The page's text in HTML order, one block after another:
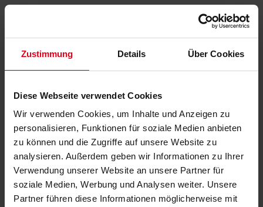
Zustimmung Details Über Cookies
Diese Webseite verwendet Cookies
Wir verwenden Cookies, um Inhalte und Anzeigen zu
personalisieren, Funktionen für soziale Medien anbieten
zu können und die Zugriffe auf unsere Website zu
analysieren. Außerdem geben wir Informationen zu Ihrer
Verwendung unserer Website an unsere Partner für
soziale Medien, Werbung und Analysen weiter. Unsere
Partner führen diese Informationen möglicherweise mit